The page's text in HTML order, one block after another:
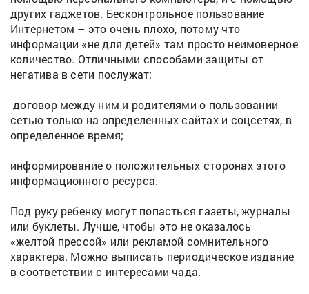
других гаджетов. Бесконтрольное пользование
Интернетом – это очень плохо, потому что
информации «не для детей» там просто неимоверное
количество. Отличными способами защиты от
негатива в сети послужат:
договор между ним и родителями о пользовании
сетью только на определенных сайтах и соцсетях, в
определенное время;
информирование о положительных сторонах этого
информационного ресурса.
Под руку ребенку могут попасться газеты, журналы
или буклеты. Лучше, чтобы это не оказалось
«желтой прессой» или рекламой сомнительного
характера. Можно выписать периодическое издание
в соответствии с интересами чада.